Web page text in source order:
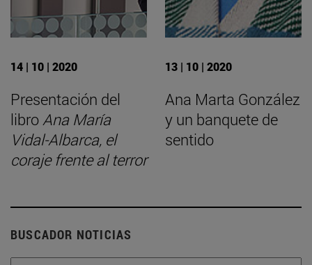
14 | 10 | 2020
Presentación del
libro Ana María
Vidal-Albarca, el
coraje frente al terror
13 | 10 | 2020
Ana Marta González
y un banquete de
sentido
BUSCADOR NOTICIAS